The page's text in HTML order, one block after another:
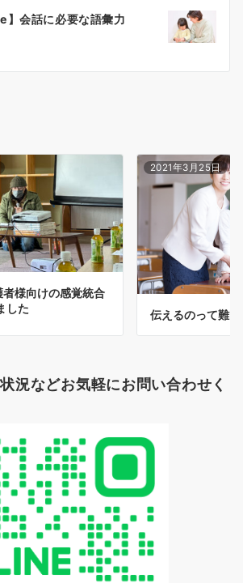
】会話に必要な語彙力
様向けの感覚統合
した
2021年3月25日
伝えるのって難
況などお気軽にお問い合わせく